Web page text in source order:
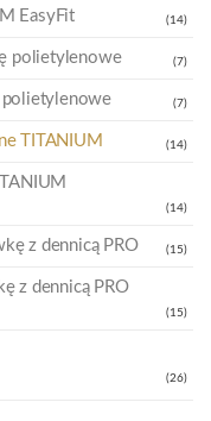
EasyFit (14)
polietylenowe (7)
polietylenowe (7)
TITANIUM (14)
(14)
z dennicą PRO (15)
z dennicą PRO
(15)
(26)